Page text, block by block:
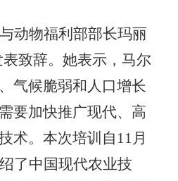
动物福利部部长玛丽
致辞。她表示，马尔
气候脆弱和人口增长
要加快推广现代、高
术。本次培训自 11月
了中国现代农业技